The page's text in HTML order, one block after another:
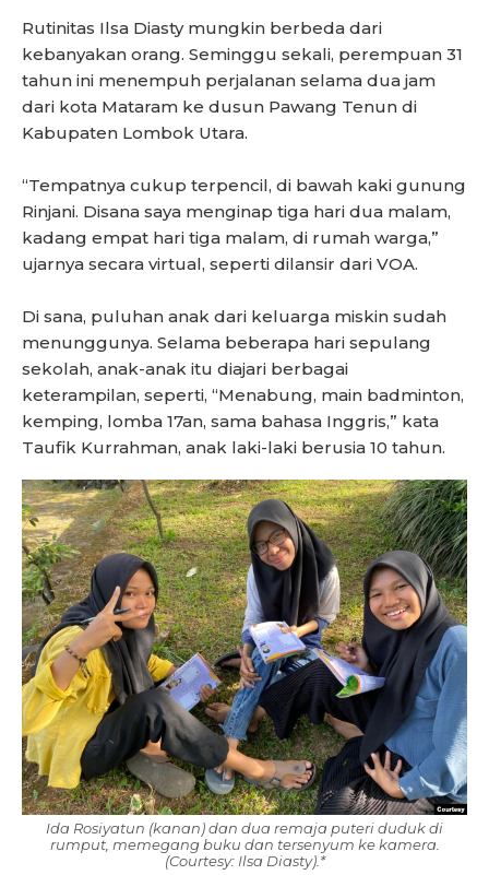
Rutinitas Ilsa Diasty mungkin berbeda dari
kebanyakan orang. Seminggu sekali, perempuan 31
tahun ini menempuh perjalanan selama dua jam
dari kota Mataram ke dusun Pawang Tenun di
Kabupaten Lombok Utara.
“Tempatnya cukup terpencil, di bawah kaki gunung
Rinjani. Disana saya menginap tiga hari dua malam,
kadang empat hari tiga malam, di rumah warga,”
ujarnya secara virtual, seperti dilansir dari VOA.
Di sana, puluhan anak dari keluarga miskin sudah
menunggunya. Selama beberapa hari sepulang
sekolah, anak-anak itu diajari berbagai
keterampilan, seperti, “Menabung, main badminton,
kemping, lomba 17an, sama bahasa Inggris,” kata
Taufik Kurrahman, anak laki-laki berusia 10 tahun.
Ida Rosiyatun (kanan) dan dua remaja puteri duduk di
rumput, memegang buku dan tersenyum ke kamera.
(Courtesy: Ilsa Diasty).*